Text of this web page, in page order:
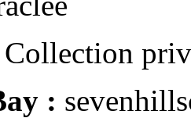
Collection
: